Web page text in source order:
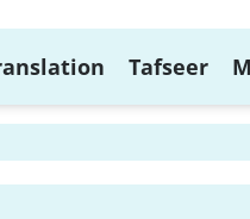
Tafseer